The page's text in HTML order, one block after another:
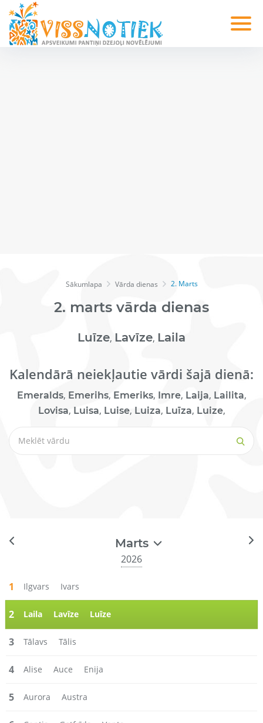
Sākumlapa Vārda dienas 2. Marts
2. marts vārda dienas
Luīze, Lavīze, Laila
Kalendārā neiekļautie vārdi šajā dienā:
Emeralds, Emerihs, Emeriks, Imre, Laija, Lailita,
Lovisa, Luisa, Luise, Luiza, Luīza, Luize,
Marts
2026
1 Ilgvars Ivars
2 Laila Lavīze Luīze
3 Tālavs Tālis
4 Alise Auce Enija
5 Aurora Austra